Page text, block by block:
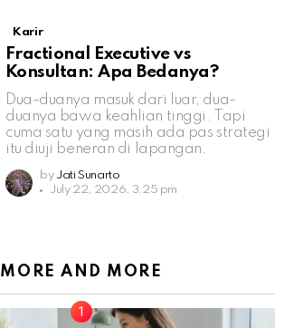
Karir
Fractional Executive vs
Konsultan: Apa Bedanya?
Dua-duanya masuk dari luar, dua-
duanya bawa keahlian tinggi. Tapi
cuma satu yang masih ada pas strategi
itu diuji beneran di lapangan.
by Jati Sunarto
July 22, 2026, 3:25 pm
MORE AND MORE